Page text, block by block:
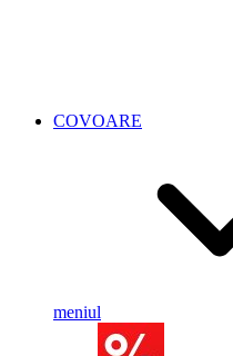
COVOARE
meniul